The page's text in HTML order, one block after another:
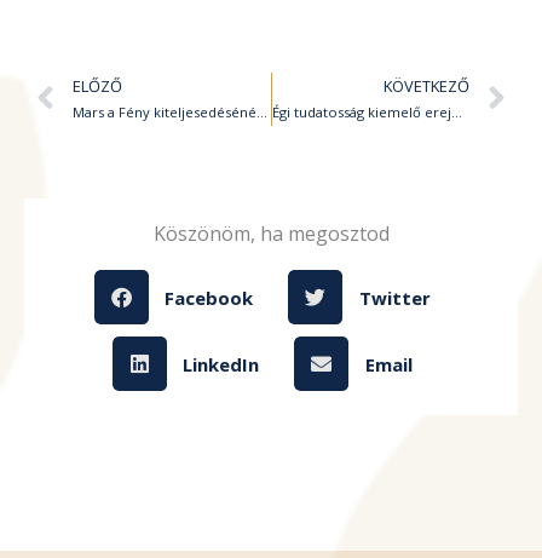
Előző
ELŐZŐ
Mars a Fény kiteljesedésénél, a Vízöntő Plútóval kapcsolódva
KÖVETKEZŐ
Égi tudatosság kiemelő ereje, Mars-Szaturnusz trigon
Köszönöm, ha megosztod
Facebook Twitter
LinkedIn Email